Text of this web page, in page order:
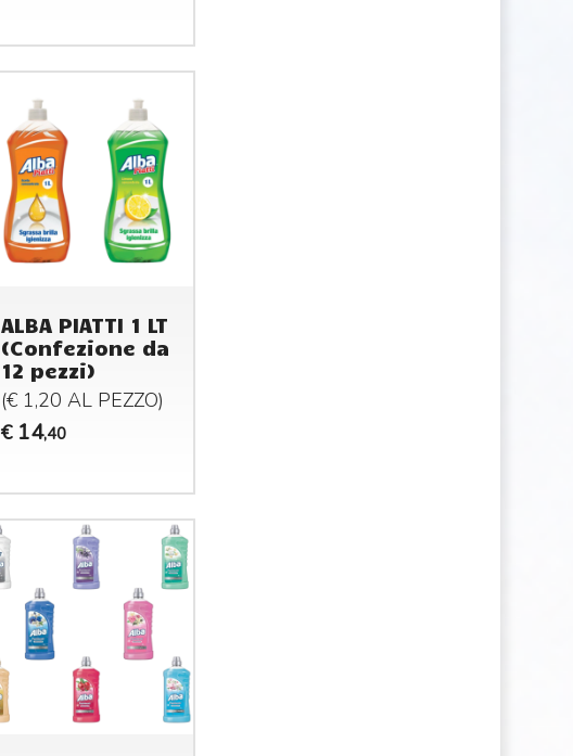
ALBA PIATTI 1 LT
(Confezione da
12 pezzi)
(€ 1,20 AL PEZZO)
€ 14,40